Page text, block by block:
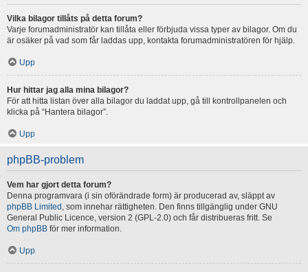
Vilka bilagor tillåts på detta forum?
Varje forumadministratör kan tillåta eller förbjuda vissa typer av bilagor. Om du
är osäker på vad som får laddas upp, kontakta forumadministratören för hjälp.
Upp
Hur hittar jag alla mina bilagor?
För att hitta listan över alla bilagor du laddat upp, gå till kontrollpanelen och
klicka på “Hantera bilagor”.
Upp
phpBB-problem
Vem har gjort detta forum?
Denna programvara (i sin oförändrade form) är producerad av, släppt av
phpBB Limited , som innehar rättigheten. Den finns tillgänglig under GNU
General Public Licence, version 2 (GPL-2.0) och får distribueras fritt. Se
Om phpBB för mer information.
Upp